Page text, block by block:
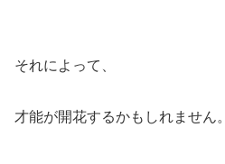
それによって、
才能が開花するかもしれません。